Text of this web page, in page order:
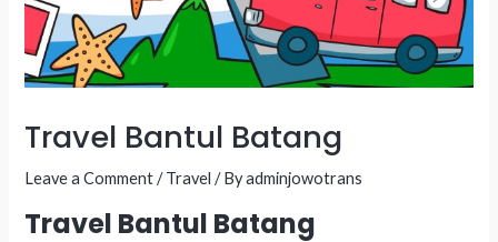
Travel Bantul Batang
Leave a Comment /Travel / Byadminjowotrans
Travel Bantul Batang